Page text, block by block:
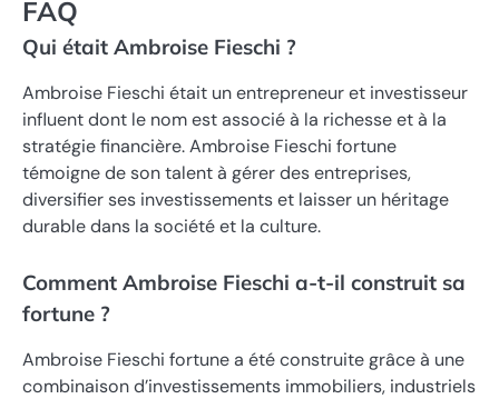
FAQ
Qui était Ambroise Fieschi ?
Ambroise Fieschi était un entrepreneur et investisseur
influent dont le nom est associé à la richesse et à la
stratégie financière. Ambroise Fieschi fortune
témoigne de son talent à gérer des entreprises,
diversifier ses investissements et laisser un héritage
durable dans la société et la culture.
Comment Ambroise Fieschi a-t-il construit sa
fortune ?
Ambroise Fieschi fortune a été construite grâce à une
combinaison d’investissements immobiliers, industriels